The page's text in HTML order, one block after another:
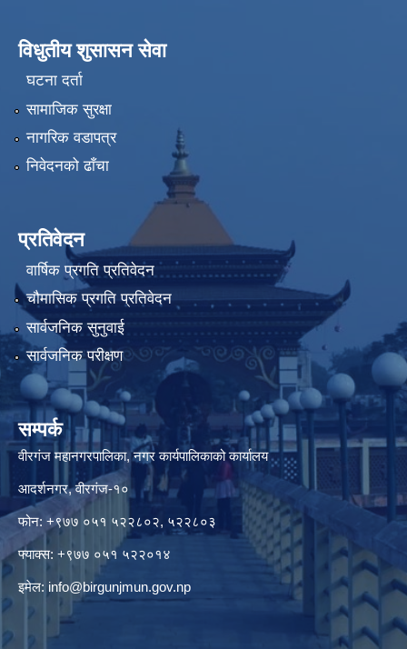
विधुतीय शुसासन सेवा
घटना दर्ता
सामाजिक सुरक्षा
नागरिक वडापत्र
निवेदनको ढाँचा
प्रतिवेदन
वार्षिक प्रगति प्रतिवेदन
चौमासिक प्रगति प्रतिवेदन
सार्वजनिक सुनुवाई
सार्वजनिक परीक्षण
सम्पर्क
वीरगंज महानगरपालिका, नगर कार्यपालिकाको कार्यालय
आदर्शनगर, वीरगंज-१०
फोन: +९७७ ०५१ ५२२८०२, ५२२८०३
फ्याक्स: +९७७ ०५१ ५२२०१४
इमेल: info@birgunjmun.gov.np